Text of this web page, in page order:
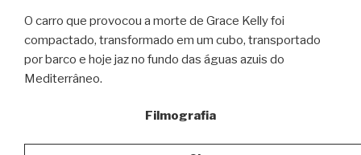
O carro que provocou a morte de Grace Kelly foi
compactado, transformado em um cubo, transportado
por barco e hoje jaz no fundo das águas azuis do
Mediterrâneo.
Filmografia